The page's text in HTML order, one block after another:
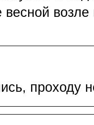
весной возле
проходу